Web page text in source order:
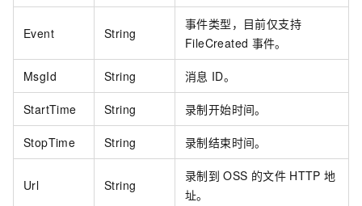
Event String
事件类型，目前仅支持
FileCreated 事件。
MsgId String 消息 ID。
StartTime String 录制开始时间。
StopTime String 录制结束时间。
Url String
录制到 OSS 的文件 HTTP 地
址。